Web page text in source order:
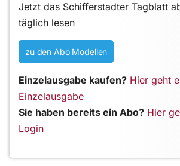
Jetzt das Schifferstadter Tagblatt
täglich lesen
zu den Abo Modellen
Einzelausgabe kaufen? Hier geht
Einzelausgabe
Sie haben bereits ein Abo? Hier
Login